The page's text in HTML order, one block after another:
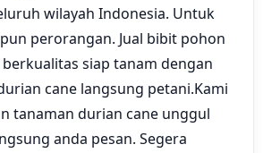
wilayah Indonesia. Untuk
perorangan. Jual bibit pohon
siap tanam dengan
cane langsung petani.Kami
tanaman durian cane unggul
anda pesan. Segera